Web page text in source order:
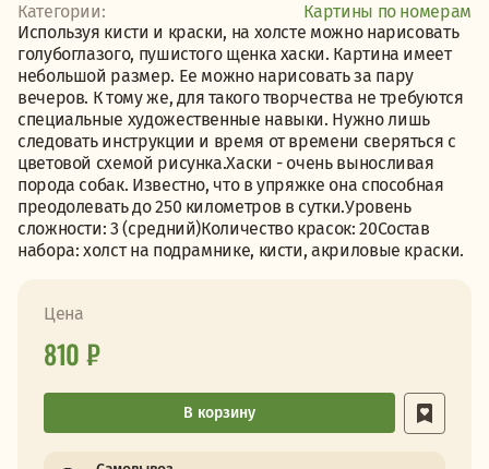
Категории:
Картины по номерам
Используя кисти и краски, на холсте можно нарисовать
голубоглазого, пушистого щенка хаски. Картина имеет
небольшой размер. Ее можно нарисовать за пару
вечеров. К тому же, для такого творчества не требуются
специальные художественные навыки. Нужно лишь
следовать инструкции и время от времени сверяться с
цветовой схемой рисунка.Хаски - очень выносливая
порода собак. Известно, что в упряжке она способная
преодолевать до 250 километров в сутки.Уровень
сложности: 3 (средний)Количество красок: 20Состав
набора: холст на подрамнике, кисти, акриловые краски.
Цена
810 ₽
В корзину